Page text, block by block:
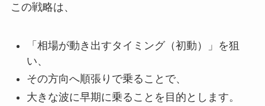
この戦略は、
「相場が動き出すタイミング（初動）」を狙
い、
その方向へ順張りで乗ることで、
大きな波に早期に乗ることを目的とします。